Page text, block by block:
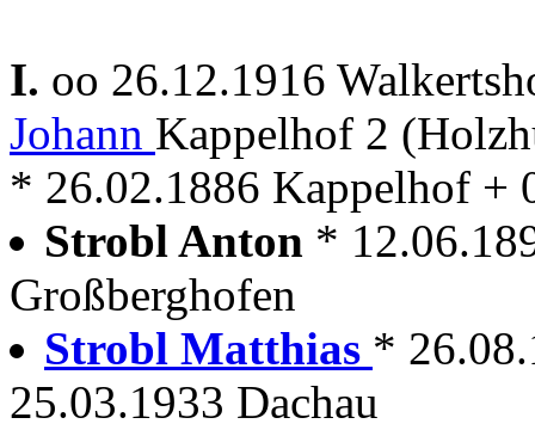
I. oo 26.12.1916
Johann Kappelhof 2
* 26.02.1886 Kappelhof +
Strobl Anton *
Großberghofen
Strobl Matthias *
25.03.1933 Dachau